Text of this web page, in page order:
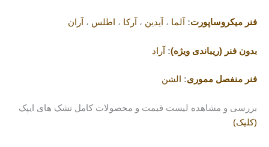
فنر میکروساپورت: آلما ، آیدین ، آرکا ، اطلس ، آران
بدون فنر (ریباندی ویژه): آراد
فنر منفصل مموری: الشن
بررسی و مشاهده لیست قیمت و محصولات کامل تشک های ایپک
(کلیک)